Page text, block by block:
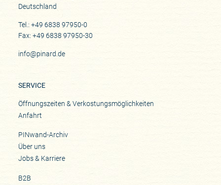
Deutschland
Tel.: +49 6838 97950-0
Fax: +49 6838 97950-30
info@pinard.de
SERVICE
Öffnungszeiten & Verkostungsmöglichkeiten
Anfahrt
PINwand-Archiv
Über uns
Jobs & Karriere
B2B